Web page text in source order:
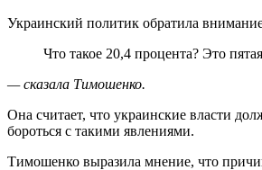
Украинский политик обратила
Что такое 20,4 процента? Это
— сказала Тимошенко.
Она считает, что украинские власти
бороться с такими явлениями.
Тимошенко выразила мнение, что